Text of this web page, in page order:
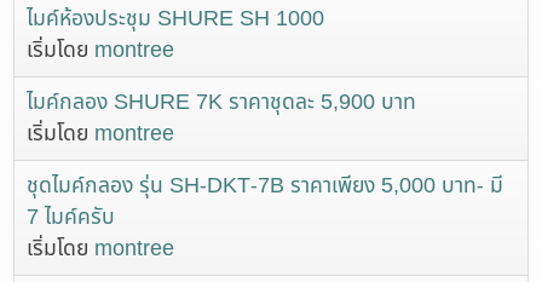
ไมค์ห้องประชุม SHURE SH 1000
เริ่มโดย montree
ไมค์กลอง SHURE 7K ราคาชุดละ 5,900 บาท
เริ่มโดย montree
ชุดไมค์กลอง รุ่น SH-DKT-7B ราคาเพียง 5,000 บาท- มี
7 ไมค์ครับ
เริ่มโดย montree